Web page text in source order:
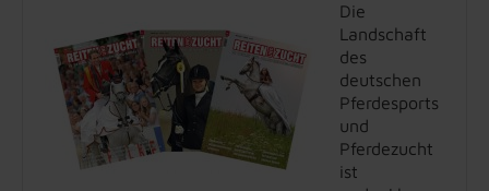
Die
Landschaft
des
deutschen
Pferdesports
und
Pferdezucht
ist